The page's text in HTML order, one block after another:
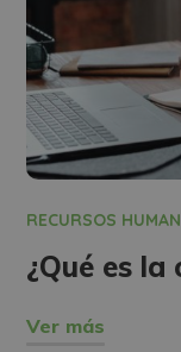
RECURSOS
¿Qué es
Ver más